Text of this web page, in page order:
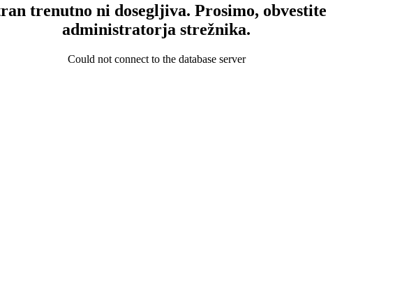
trenutno ni dosegljiva. Prosimo, obvestite
administratorja strežnika.
Could not connect to the database server